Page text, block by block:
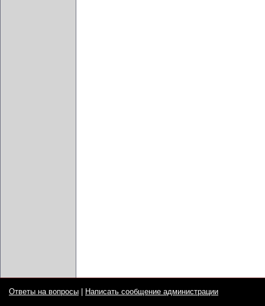
Ответы на вопросы Написать сообщение администрации